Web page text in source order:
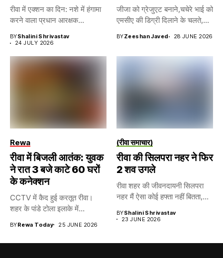
रीवा में एक्शन का दिन: नशे में हंगामा
करने वाला प्रधान आरक्षक...
BYShalini Shrivastav
24 JULY 2026
जीजा को ग्रेजुएट बनाने,चचेरे भाई को
एमसीए की डिग्री दिलाने के चलते,...
BYZeeshan Javed 28 JUNE 2026
Rewa
रीवा में बिजली आतंक: युवक
ने रात 3 बजे काटे 60 घरों
के कनेक्शन
CCTV में कैद हुई करतूत रीवा।
शहर के पांडे टोला इलाके में...
BYRewa Today 25 JUNE 2026
(रीवा समाचार)
रीवा की सिलपरा नहर ने फिर
2 शव उगले
रीवा शहर की जीवनदायनी सिलपरा
नहर मैं ऐसा कोई हफ्ता नहीं बितता,...
BYShalini Shrivastav
23 JUNE 2026